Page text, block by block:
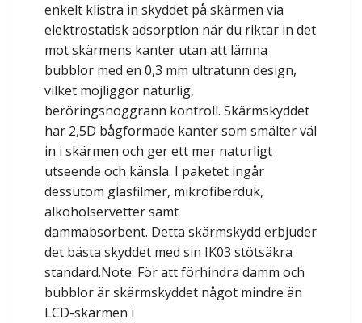
enkelt klistra in skyddet på skärmen via
elektrostatisk adsorption när du riktar in det
mot skärmens kanter utan att lämna
bubblor med en 0,3 mm ultratunn design,
vilket möjliggör naturlig,
beröringsnoggrann kontroll. Skärmskyddet
har 2,5D bågformade kanter som smälter väl
in i skärmen och ger ett mer naturligt
utseende och känsla. I paketet ingår
dessutom glasfilmer, mikrofiberduk,
alkoholservetter samt
dammabsorbent. Detta skärmskydd erbjuder
det bästa skyddet med sin IK03 stötsäkra
standard.Note: För att förhindra damm och
bubblor är skärmskyddet något mindre än
LCD-skärmen i